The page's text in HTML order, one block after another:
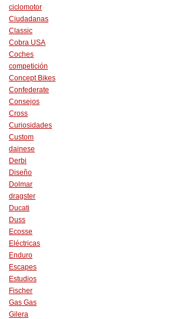
ciclomotor
Ciudadanas
Classic
Cobra USA
Coches
competición
Concept Bikes
Confederate
Consejos
Cross
Curiosidades
Custom
dainese
Derbi
Diseño
Dolmar
dragster
Ducati
Duss
Ecosse
Eléctricas
Enduro
Escapes
Estudios
Fischer
Gas Gas
Gilera